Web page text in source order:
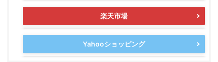
楽天市場
Yahooショッピング